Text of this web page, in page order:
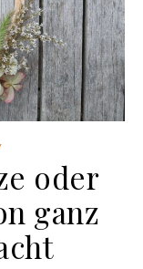
oder
ganz